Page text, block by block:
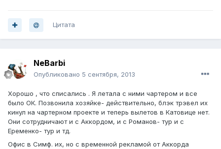
Цитата
NeBarbi
Опубликовано 5 сентября, 2013
Хорошо , что списались . Я летала с ними чартером и все
было ОК. Позвонила хозяйке- действительно, блэк трэвел их
кинул на чартерном проекте и теперь вылетов в Катовице нет.
Они сотрудничают и с Аккордом, и с Романов- тур и с
Еременко- тур и тд.
Офис в Симф. их, но с временной рекламой от Аккорда